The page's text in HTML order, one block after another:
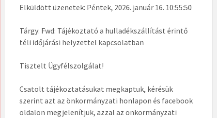
Elküldött üzenetek: Péntek, 2026. január 16. 10:55:50
Tárgy: Fwd: Tájékoztató a hulladékszállítást érintő
téli időjárási helyzettel kapcsolatban
Tisztelt Ügyfélszolgálat!
Csatolt tájékoztatásukat megkaptuk, kérésük
szerint azt az önkormányzati honlapon és facebook
oldalon megjelenítjük, azzal az önkormányzati